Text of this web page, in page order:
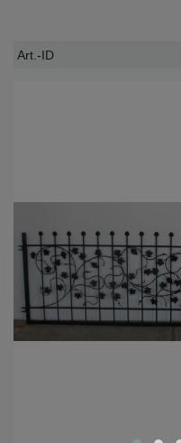
Technisches
Wert
Art.-ID